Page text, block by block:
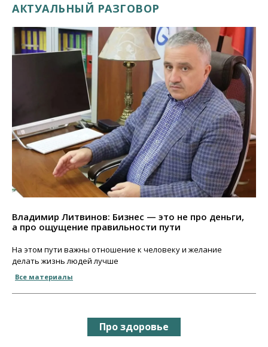
АКТУАЛЬНЫЙ РАЗГОВОР
Владимир Литвинов: Бизнес — это не про деньги,
а про ощущение правильности пути
На этом пути важны отношение к человеку и желание
делать жизнь людей лучше
Все материалы
Про здоровье